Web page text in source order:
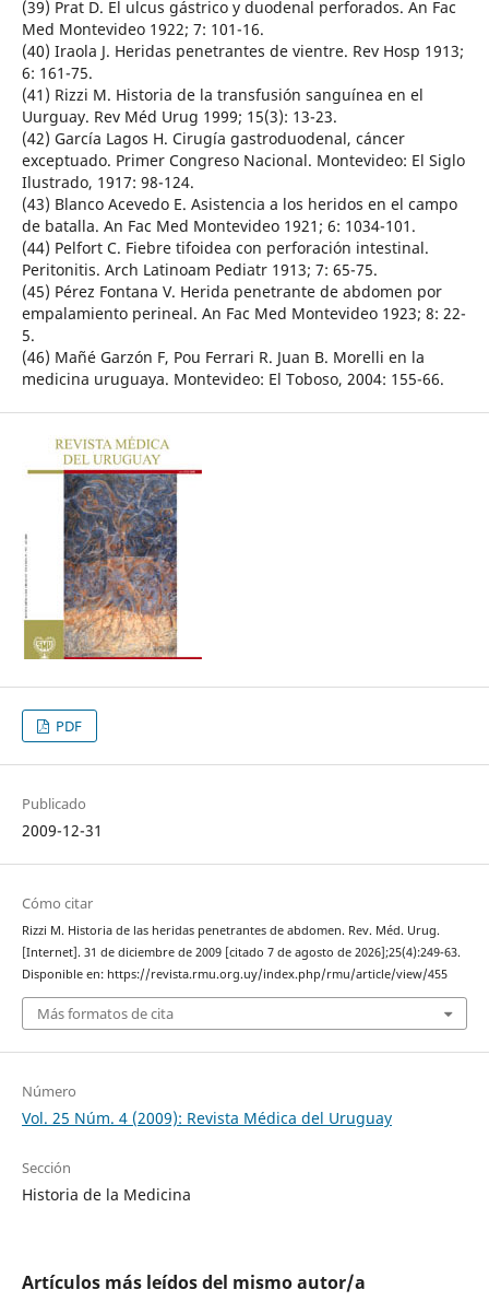
(39) Prat D. El ulcus gástrico y duodenal perforados. An Fac
Med Montevideo 1922; 7: 101-16.
(40) Iraola J. Heridas penetrantes de vientre. Rev Hosp 1913;
6: 161-75.
(41) Rizzi M. Historia de la transfusión sanguínea en el
Uurguay. Rev Méd Urug 1999; 15(3): 13-23.
(42) García Lagos H. Cirugía gastroduodenal, cáncer
exceptuado. Primer Congreso Nacional. Montevideo: El Siglo
Ilustrado, 1917: 98-124.
(43) Blanco Acevedo E. Asistencia a los heridos en el campo
de batalla. An Fac Med Montevideo 1921; 6: 1034-101.
(44) Pelfort C. Fiebre tifoidea con perforación intestinal.
Peritonitis. Arch Latinoam Pediatr 1913; 7: 65-75.
(45) Pérez Fontana V. Herida penetrante de abdomen por
empalamiento perineal. An Fac Med Montevideo 1923; 8: 22-
5.
(46) Mañé Garzón F, Pou Ferrari R. Juan B. Morelli en la
medicina uruguaya. Montevideo: El Toboso, 2004: 155-66.
PDF
Publicado
2009-12-31
Cómo citar
Rizzi M. Historia de las heridas penetrantes de abdomen. Rev. Méd. Urug.
[Internet]. 31 de diciembre de 2009 [citado 7 de agosto de 2026];25(4):249-63.
Disponible en: https://revista.rmu.org.uy/index.php/rmu/article/view/455
Más formatos de cita
Número
Vol. 25 Núm. 4 (2009): Revista Médica del Uruguay
Sección
Historia de la Medicina
Artículos más leídos del mismo autor/a